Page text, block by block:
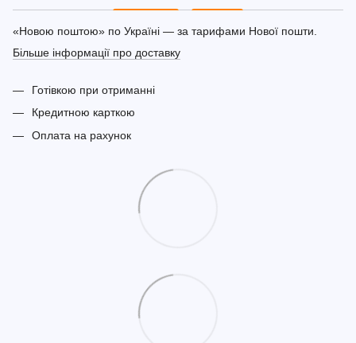
«Новою поштою» по Україні — за тарифами Нової пошти.
Більше інформації про доставку
Готівкою при отриманні
Кредитною карткою
Оплата на рахунок